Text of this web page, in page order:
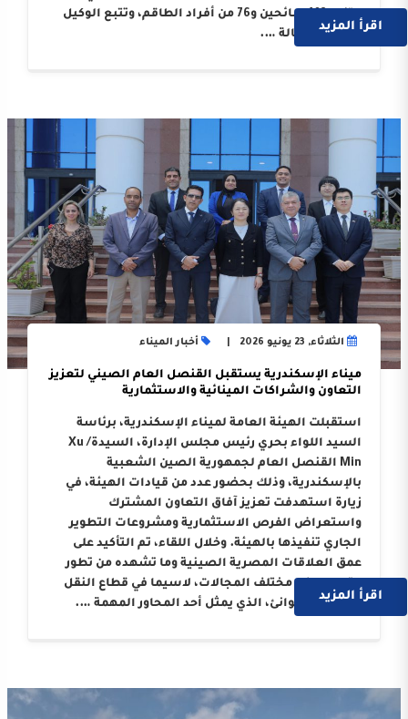
متنها 103 سائحين و76 من أفراد الطاقم، وتتبع الوكيل
الملاحي “وكالة ….
اقرأ المزيد
الثلاثاء, 23 يونيو 2026 أخبار الميناء
ميناء الإسكندرية يستقبل القنصل العام الصيني لتعزيز
التعاون والشراكات المينائية والاستثمارية
استقبلت الهيئة العامة لميناء الإسكندرية، برئاسة
السيد اللواء بحري رئيس مجلس الإدارة، السيدة/ Xu
Min القنصل العام لجمهورية الصين الشعبية
بالإسكندرية، وذلك بحضور عدد من قيادات الهيئة، في
زيارة استهدفت تعزيز آفاق التعاون المشترك
واستعراض الفرص الاستثمارية ومشروعات التطوير
الجاري تنفيذها بالهيئة. وخلال اللقاء، تم التأكيد على
عمق العلاقات المصرية الصينية وما تشهده من تطور
متواصل في مختلف المجالات، لاسيما في قطاع النقل
البحري والموانئ، الذي يمثل أحد المحاور المهمة ….
اقرأ المزيد